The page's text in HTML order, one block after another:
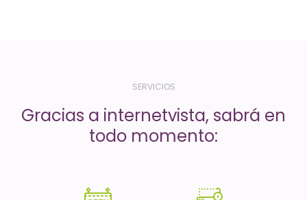
oro
SERVICIOS
Gracias a internetvista, sabrá en
todo momento: